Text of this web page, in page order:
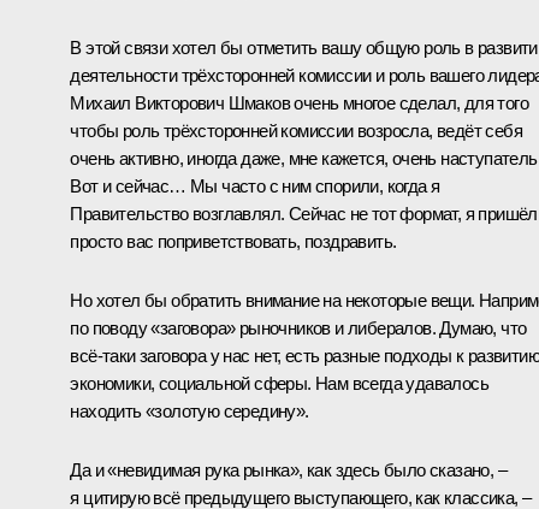
В этой связи хотел бы отметить вашу общую роль в
деятельности трёхсторонней комиссии и роль вашего
Михаил Викторович Шмаков очень многое сделал, для того
чтобы роль трёхсторонней комиссии возросла, ведёт себя
очень активно, иногда даже, мне кажется, очень
Вот и сейчас… Мы часто с ним спорили, когда я
Правительство возглавлял. Сейчас не тот формат, я пришёл
просто вас поприветствовать, поздравить.
Но хотел бы обратить внимание на некоторые вещи.
по поводу «заговора» рыночников и либералов. Думаю, что
всё‑таки заговора у нас нет, есть разные подходы к развитию
экономики, социальной сферы. Нам всегда удавалось
находить «золотую середину».
Да и «невидимая рука рынка», как здесь было сказано, –
я цитирую всё предыдущего выступающего, как классика, –